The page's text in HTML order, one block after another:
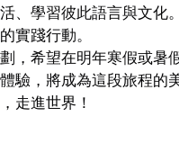
、學習彼此語言與文化
實踐行動。
，希望在明年寒假或暑
驗，將成為這段旅程的
走進世界！